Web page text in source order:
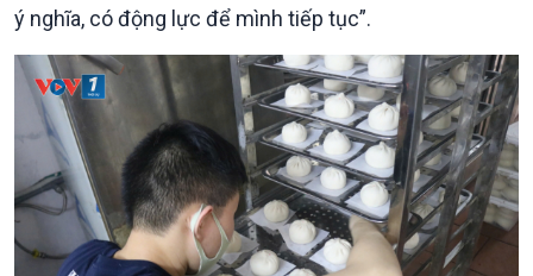
Podcast
Góc nhìn VOV1
Bình luận
10 phút Sự kiện - Luận bàn
Câu chuyện thời sự
Dòng chảy sự kiện
Đối thoại
Diễn đàn chủ nhật
ý nghĩa, có động lực để mình tiếp tục”.